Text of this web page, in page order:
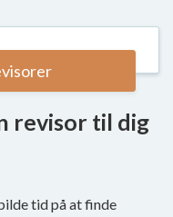
revisor til dig
tid på at finde